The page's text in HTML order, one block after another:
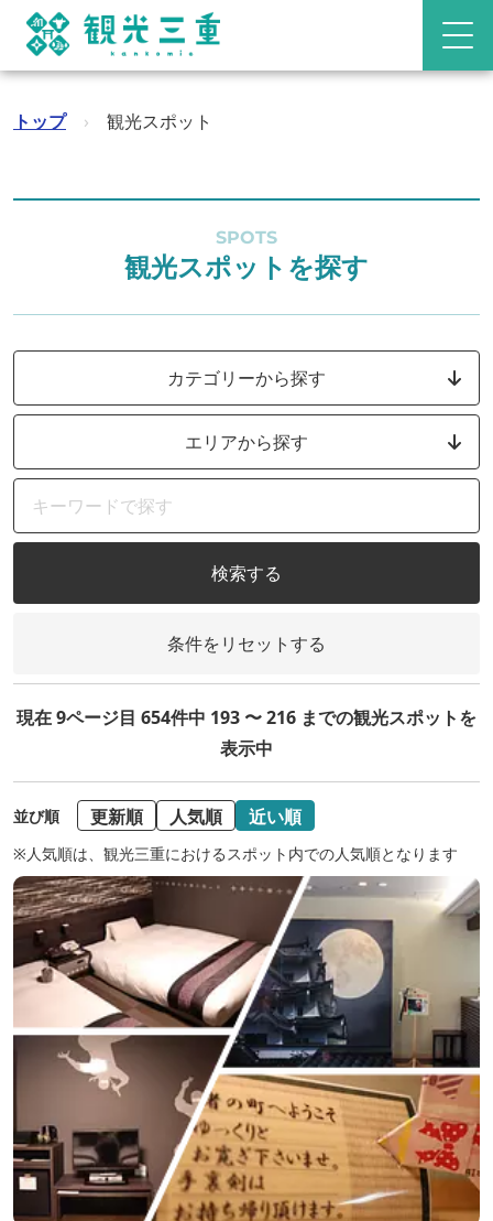
トップ › 観光スポット
SPOTS
観光スポットを探す
カテゴリーから探す
エリアから探す
検索する
条件をリセットする
現在 9ページ目 654件中 193 〜 216 までの観光スポットを
表示中
並び順 更新順 人気順 近い順
※人気順は、観光三重におけるスポット内での人気順となります